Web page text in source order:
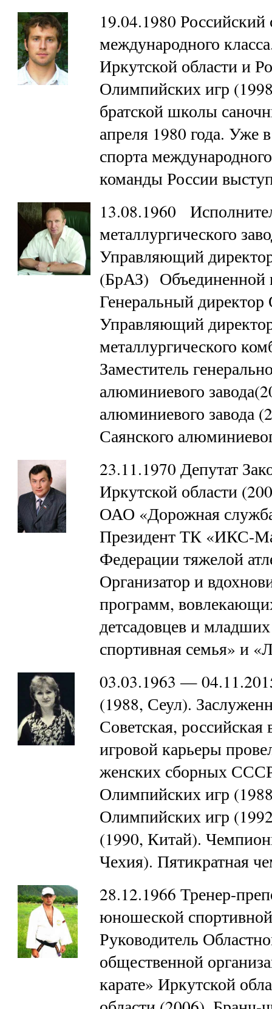
19.04.1980
международного
Иркутской области и
Олимпийских игр
братской школы
апреля 1980 года. Уже
спорта
команды России
13.08.1960
металлургического
Управляющий
(БрАЗ)
Генеральный
Управляющий
металлургического
Заместитель
алюминиевого
алюминиевого завода
Саянского
23.11.1970 Депутат
Иркутской области
ОАО «Дорожная
Президент ТК «ИКС-
Федерации тяжелой
Организатор и
программ,
детсадовцев и
спортивная семья» и
03.03.1963 —
(1988, Сеул).
Советская,
игровой карьеры
женских сборных
Олимпийских игр
Олимпийских игр
(1990, Китай).
Чехия). Пятикратная
28.12.1966 Тренер-
юношеской
Руководитель
общественной
карате» Иркутской